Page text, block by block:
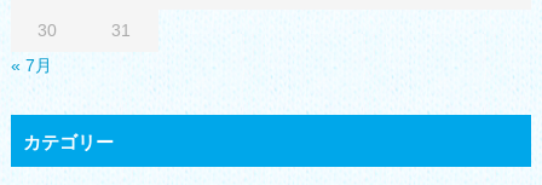
« 7月
30 31
カテゴリー